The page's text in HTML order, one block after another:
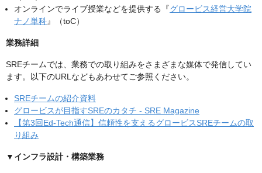
オンラインでライブ授業などを提供する『グロービス経営大学院
ナノ単科』（toC）
業務詳細
SREチームでは、業務での取り組みをさまざまな媒体で発信してい
ます。以下のURLなどもあわせてご参照ください。
SREチームの紹介資料
グロービスが目指すSREのカタチ - SRE Magazine
【第3回Ed-Tech通信】信頼性を支えるグロービスSREチームの取
り組み
▼インフラ設計・構築業務